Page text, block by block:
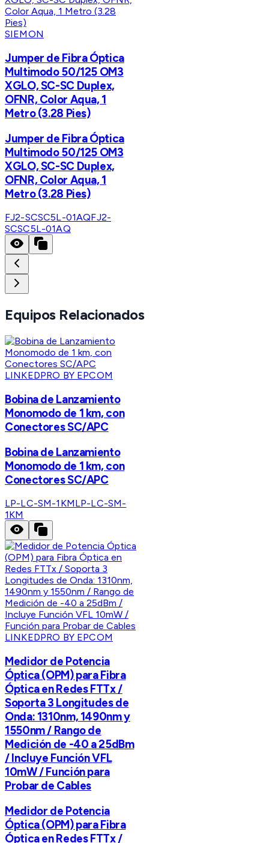
SIEMON
Jumper de Fibra Óptica
Multimodo 50/125 OM3
XGLO, SC-SC Duplex,
OFNR, Color Aqua, 1
Metro (3.28 Pies)
Jumper de Fibra Óptica
Multimodo 50/125 OM3
XGLO, SC-SC Duplex,
OFNR, Color Aqua, 1
Metro (3.28 Pies)
FJ2-SCSC5L-01AQFJ2-
SCSC5L-01AQ
Equipos Relacionados
LINKEDPRO BY EPCOM
Bobina de Lanzamiento
Monomodo de 1 km, con
Conectores SC/APC
Bobina de Lanzamiento
Monomodo de 1 km, con
Conectores SC/APC
LP-LC-SM-1KMLP-LC-SM-
1KM
LINKEDPRO BY EPCOM
Medidor de Potencia
Óptica (OPM) para Fibra
Óptica en Redes FTTx /
Soporta 3 Longitudes de
Onda: 1310nm, 1490nm y
1550nm / Rango de
Medición de -40 a 25dBm
/ Incluye Función VFL
10mW / Función para
Probar de Cables
Medidor de Potencia
Óptica (OPM) para Fibra
Óptica en Redes FTTx /